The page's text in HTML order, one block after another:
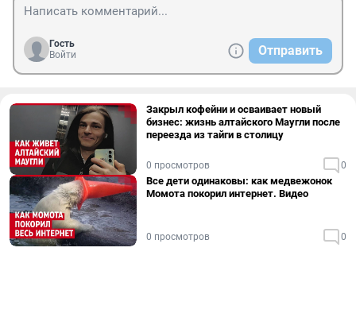
Гость
Войти
Отправить
Закрыл кофейни и осваивает новый
бизнес: жизнь алтайского Маугли после
переезда из тайги в столицу
0 просмотров 0
Все дети одинаковы: как медвежонок
Момота покорил интернет. Видео
0 просмотров 0